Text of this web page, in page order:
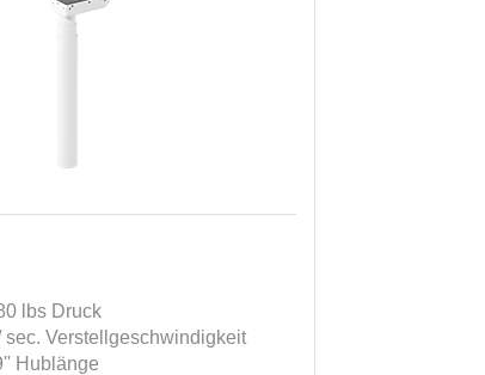
lbs Druck
sec. Verstellgeschwindigkeit
Hublänge